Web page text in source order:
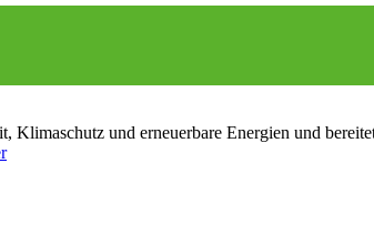
und erneuerbare Energien und